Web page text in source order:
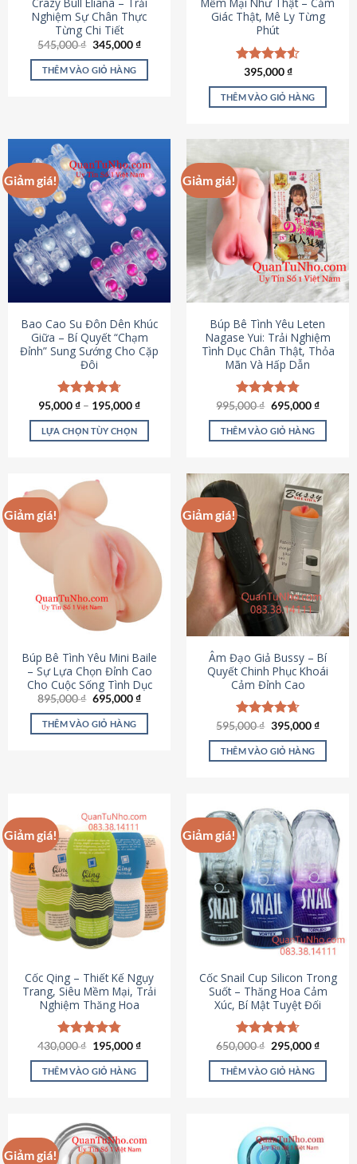
Crazy Bull Eliana – Trải
Nghiệm Sự Chân Thực
Từng Chi Tiết
545,000₫ Giá
là:
545,000 ₫.
345,000₫Giá
tại
THÊM VÀO GIỎ HÀNG
Mềm Mại Như Thật – Cảm
Giác Thật, Mê Ly Từng
Phút
Được xếp
hạng4.53
5 sao
395,000₫
THÊM VÀO GIỎ HÀNG
Giảm giá!
Bao Cao Su Đôn Dên Khúc
Giữa – Bí Quyết “Chạm
Đỉnh” Sung Sướng Cho Cặp
Đôi
Được xếp
hạng4.70
5 sao
95,000₫ – 195,000₫
LỰA CHỌN TÙY CHỌN
này
nhiều
biến
thể.
chọn
thể
chọn
trên
trang
sản
phẩm
Giảm giá!
Búp Bê Tình Yêu Leten
Nagase Yui: Trải Nghiệm
Tình Dục Chân Thật, Thỏa
Mãn Và Hấp Dẫn
Được xếp
hạng4.80
5 sao
995,000₫ Giá
là:
995,000 ₫.
695,000₫Giá
tại
THÊM VÀO GIỎ HÀNG
Giảm giá!
Búp Bê Tình Yêu Mini Baile
– Sự Lựa Chọn Đỉnh Cao
Cho Cuộc Sống Tình Dục
895,000₫ Giá
là:
895,000 ₫.
695,000₫Giá
tại
THÊM VÀO GIỎ HÀNG
Giảm giá!
Âm Đạo Giả Bussy – Bí
Quyết Chinh Phục Khoái
Cảm Đỉnh Cao
Được xếp
hạng4.64
5 sao
595,000₫ Giá
là:
595,000 ₫.
395,000₫Giá
tại
THÊM VÀO GIỎ HÀNG
Giảm giá!
Cốc Qing – Thiết Kế Ngụy
Trang, Siêu Mềm Mại, Trải
Nghiệm Thăng Hoa
Được xếp
hạng4.78
5 sao
430,000₫ Giá
là:
430,000 ₫.
195,000₫Giá
tại
THÊM VÀO GIỎ HÀNG
Giảm giá!
Cốc Snail Cup Silicon Trong
Suốt – Thăng Hoa Cảm
Xúc, Bí Mật Tuyệt Đối
Được xếp
hạng4.69
5 sao
650,000₫ Giá
là:
650,000 ₫.
295,000₫Giá
tại
THÊM VÀO GIỎ HÀNG
Giảm giá!